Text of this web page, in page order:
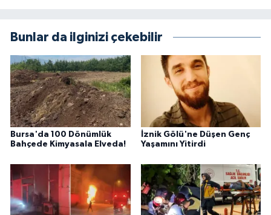
Bunlar da ilginizi çekebilir
Bursa'da 100 Dönümlük
Bahçede Kimyasala Elveda!
İznik Gölü'ne Düşen Genç
Yaşamını Yitirdi